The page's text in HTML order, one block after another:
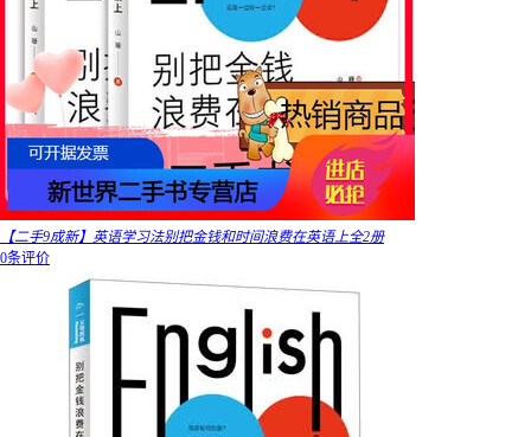
【二手9成新】英语学习法别把金钱和时间浪费在英语上全2册
0条评价